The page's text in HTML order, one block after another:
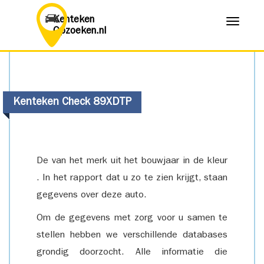
Kenteken
Opzoeken.nl
Menu
Kenteken Check 89XDTP
De van het merk uit het bouwjaar in de kleur
. In het rapport dat u zo te zien krijgt, staan
gegevens over deze auto.
Om de gegevens met zorg voor u samen te
stellen hebben we verschillende databases
grondig doorzocht. Alle informatie die